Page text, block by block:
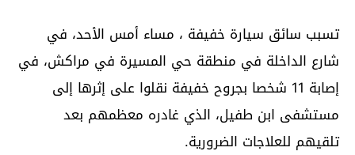
تسبب سائق سيارة خفيفة ، مساء أمس الأحد، في
شارع الداخلة في منطقة حي المسيرة في مراكش، في
إصابة 11 شخصا بجروح خفيفة نقلوا على إثرها إلى
مستشفى ابن طفيل، الذي غادره معظمهم بعد
تلقيهم للعلاجات الضرورية.